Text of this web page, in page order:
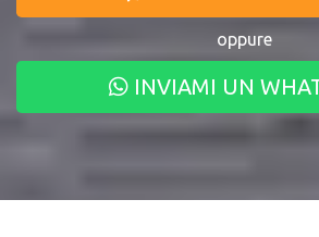
oppure
INVIAMI UN